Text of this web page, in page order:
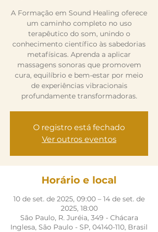
A Formação em Sound Healing oferece
um caminho completo no uso
terapêutico do som, unindo o
conhecimento científico às sabedorias
metafísicas. Aprenda a aplicar
massagens sonoras que promovem
cura, equilíbrio e bem-estar por meio
de experiências vibracionais
profundamente transformadoras.
O registro está fechado
Ver outros eventos
Horário e local
10 de set. de 2025, 09:00 – 14 de set. de
2025, 18:00
São Paulo, R. Juréia, 349 - Chácara
Inglesa, São Paulo - SP, 04140-110, Brasil